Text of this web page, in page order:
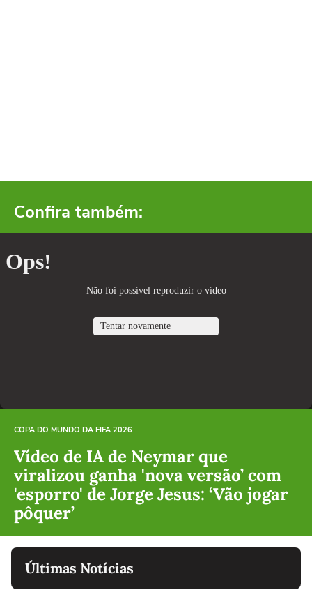
Confira também:
COPA DO MUNDO DA FIFA 2026
Vídeo de IA de Neymar que
viralizou ganha 'nova versão’ com
'esporro' de Jorge Jesus: ‘Vão jogar
pôquer’
Últimas Notícias